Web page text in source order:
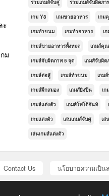
ะ
ม
รวมเกมส์จับคู่ รวมเกมส์จับผิดภา
เกม Y8 เกมขายอาหาร เกม
เกมทำขนม เกมทำอาหาร เ
เกมส์ขายอาหารทั้งหมด เกมส์คุ
เกมส์จับผิดภาพ 5 จุด เกมส์จับผิ
เกมส์ต่อสู้ เกมส์ทำขนม เกม
เกมส์ฝึกสมอง เกมส์ยิงปืน เก
เกมส์แต่งตัว เกมส์โฟโต้ฮันท์
เกมแต่งตัว เล่นเกมส์จับคู่ เล่
เล่นเกมส์แต่งตัว
Contact Us นโยบายความเป็น